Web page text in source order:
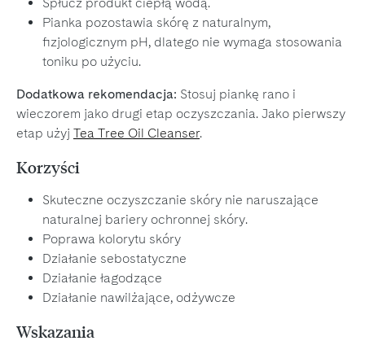
Spłucz produkt ciepłą wodą.
Pianka pozostawia skórę z naturalnym,
fizjologicznym pH, dlatego nie wymaga stosowania
toniku po użyciu.
Dodatkowa rekomendacja: Stosuj piankę rano i
wieczorem jako drugi etap oczyszczania. Jako pierwszy
etap użyj Tea Tree Oil Cleanser.
Korzyści
Skuteczne oczyszczanie skóry nie naruszające
naturalnej bariery ochronnej skóry.
Poprawa kolorytu skóry
Działanie sebostatyczne
Działanie łagodzące
Działanie nawilżające, odżywcze
Wskazania